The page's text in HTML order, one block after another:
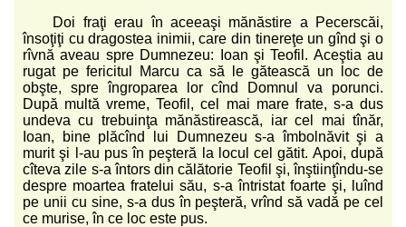
Doi fraţi erau în aceeaşi mănăstire a Pecerscăi,
însoţiţi cu dragostea inimii, care din tinereţe un gînd şi o
rîvnă aveau spre Dumnezeu: Ioan şi Teofil. Aceştia au
rugat pe fericitul Marcu ca să le gătească un loc de
obşte, spre îngroparea lor cînd Domnul va porunci.
După multă vreme, Teofil, cel mai mare frate, s-a dus
undeva cu trebuinţa mănăstirească, iar cel mai tînăr,
Ioan, bine plăcînd lui Dumnezeu s-a îmbolnăvit şi a
murit şi l-au pus în peşteră la locul cel gătit. Apoi, după
cîteva zile s-a întors din călătorie Teofil şi, înştiinţîndu-se
despre moartea fratelui său, s-a întristat foarte şi, luînd
pe unii cu sine, s-a dus în peşteră, vrînd să vadă pe cel
ce murise, în ce loc este pus.